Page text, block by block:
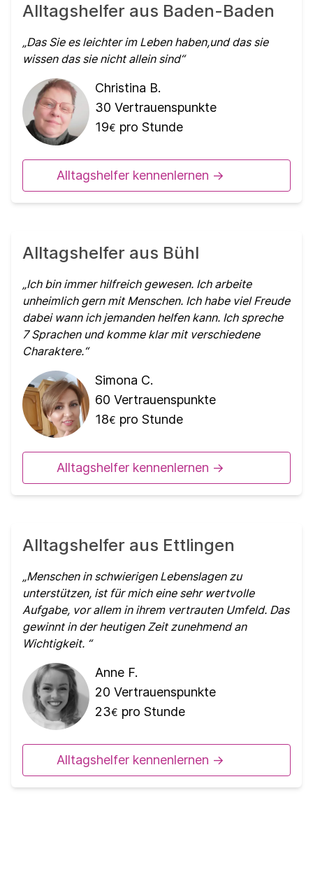
Alltagshelfer aus Baden-Baden
Das Sie es leichter im Leben haben,und das sie
wissen das sie nicht allein sind
Christina B.
30 Vertrauenspunkte
19€ pro Stunde
Alltagshelfer kennenlernen ->
Alltagshelfer aus Bühl
Ich bin immer hilfreich gewesen. Ich arbeite
unheimlich gern mit Menschen. Ich habe viel Freude
dabei wann ich jemanden helfen kann. Ich spreche
7 Sprachen und komme klar mit verschiedene
Charaktere.
Simona C.
60 Vertrauenspunkte
18€ pro Stunde
Alltagshelfer kennenlernen ->
Alltagshelfer aus Ettlingen
Menschen in schwierigen Lebenslagen zu
unterstützen, ist für mich eine sehr wertvolle
Aufgabe, vor allem in ihrem vertrauten Umfeld. Das
gewinnt in der heutigen Zeit zunehmend an
Wichtigkeit.
Anne F.
20 Vertrauenspunkte
23€ pro Stunde
Alltagshelfer kennenlernen ->